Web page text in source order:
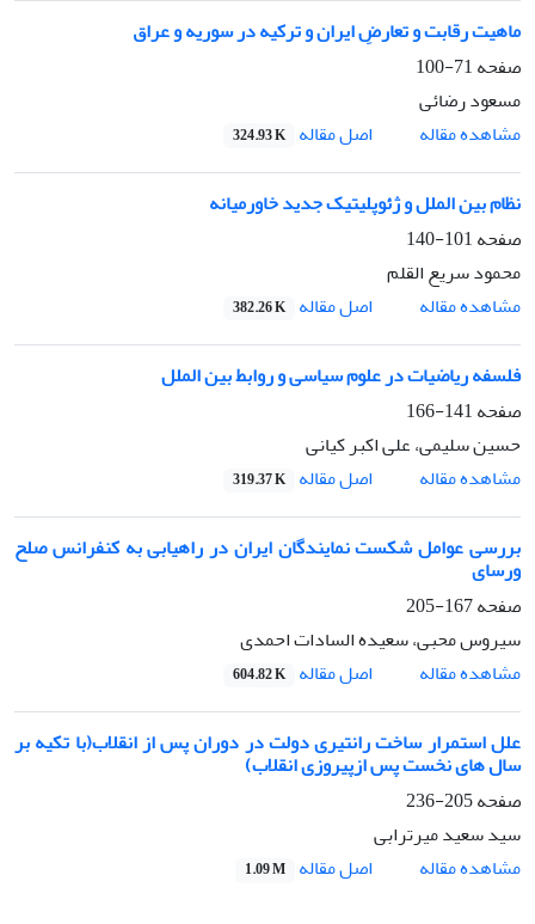
ماهیت رقابت و تعارضِ ایران و ترکیه در سوریه و عراق
صفحه71-100
مسعود رضائی
مشاهده مقاله
اصل مقاله 324.93 K
نظام بین الملل و ژئوپلیتیک جدید خاورمیانه
صفحه101-140
محمود سریع القلم
مشاهده مقاله
اصل مقاله 382.26 K
فلسفه ریاضیات در علوم سیاسی و روابط بین الملل
صفحه141-166
حسین سلیمی، علی اکبر کیانی
مشاهده مقاله
اصل مقاله 319.37 K
بررسی عوامل شکست نمایندگان ایران در راهیابی به کنفرانس صلح
ورسای
صفحه167-205
سیروس محبی، سعیده السادات احمدی
مشاهده مقاله
اصل مقاله 604.82 K
علل استمرار ساخت رانتیری دولت در دوران پس از انقلاب(با تکیه بر
سال های نخست پس ازپیروزی انقلاب)
صفحه205-236
سید سعید میرترابی
مشاهده مقاله
اصل مقاله 1.09 M